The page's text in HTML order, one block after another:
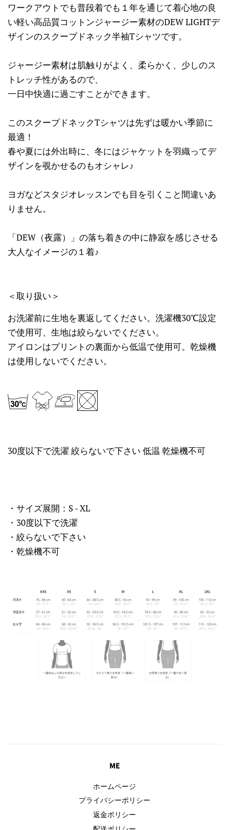
ワークアウトでも普段着でも１年を通じて着心地の良
い軽い高品質コットンジャージー素材のDEW LIGHTデ
ザインのスクープドネック半袖Tシャツです。
ジャージー素材は肌触りがよく、柔らかく、少しのス
トレッチ性があるので、
一日中快適に過ごすことができます。
このスクープドネックTシャツは先ずは暖かい季節に
最適！
春や夏には外出時に、冬にはジャケットを羽織ってデ
ザインを覗かせるのもオシャレ♪
ヨガなどスタジオレッスンでも目を引くこと間違いあ
りません。
「DEW（夜露）」の落ち着きの中に静寂を感じさせる
大人なイメージの１着♪
＜取り扱い＞
お洗濯前に生地を裏返してください。洗濯機30℃設定
で使用可、生地は絞らないでください。
アイロンはプリントの裏面から低温で使用可。乾燥機
は使用しないでください。
30度以下で洗濯 絞らないで下さい 低温 乾燥機不可
・サイズ展開：S - XL
・30度以下で洗濯
・絞らないで下さい
・乾燥機不可
ME
ホームページ
プライバシーポリシー
返金ポリシー